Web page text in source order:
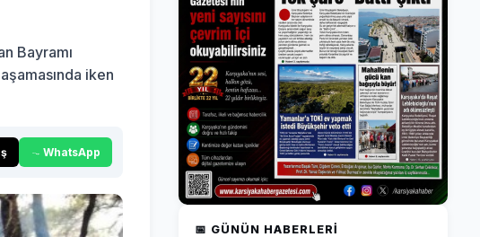
Bayramı
iken
WhatsApp
📅 GÜNÜN HABERLERI